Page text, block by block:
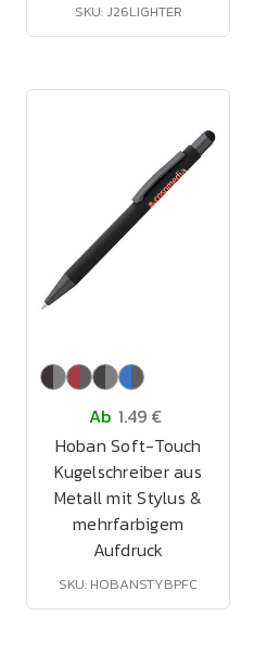
SKU: J26LIGHTER
Ab 1.49 €
Hoban Soft-Touch
Kugelschreiber aus
Metall mit Stylus &
mehrfarbigem
Aufdruck
SKU: HOBANSTYBPFC